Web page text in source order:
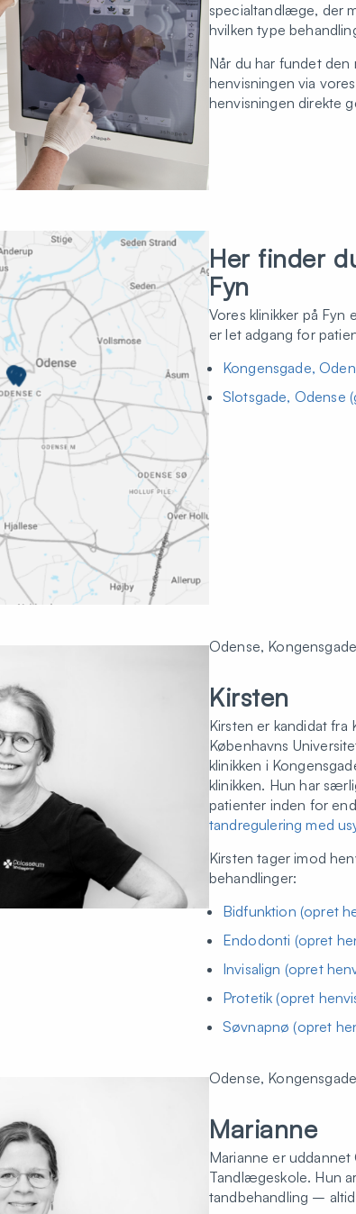
specialtandlæge, der
hvilken type
Når du har fundet
henvisningen via
henvisningen direkte
Her finder
Fyn
Vores klinikker på
er let adgang for
Kongensgade,
Slotsgade, Odense
Odense, Kongensgade
Kirsten
Kirsten er kandidat
Københavns
klinikken i
klinikken. Hun har
patienter inden for
tandregulering med
Kirsten tager imod
behandlinger:
Bidfunktion (opret
Endodonti (opret
Invisalign (opret
Protetik (opret
Søvnapnø (opret
Odense, Kongensgade
Marianne
Marianne er
Tandlægeskole. Hun
tandbehandling –